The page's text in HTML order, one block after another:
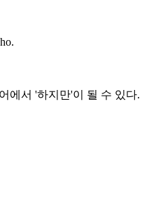
에서 '하지만'이 될 수 있다.